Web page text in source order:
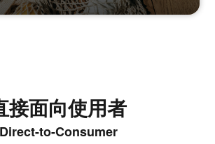
接面向使用者
Direct-to-Consumer